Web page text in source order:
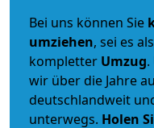
Bei uns können Sie
umziehen, sei es als
kompletter Umzug
wir über die Jahre
deutschlandweit
unterwegs. Holen